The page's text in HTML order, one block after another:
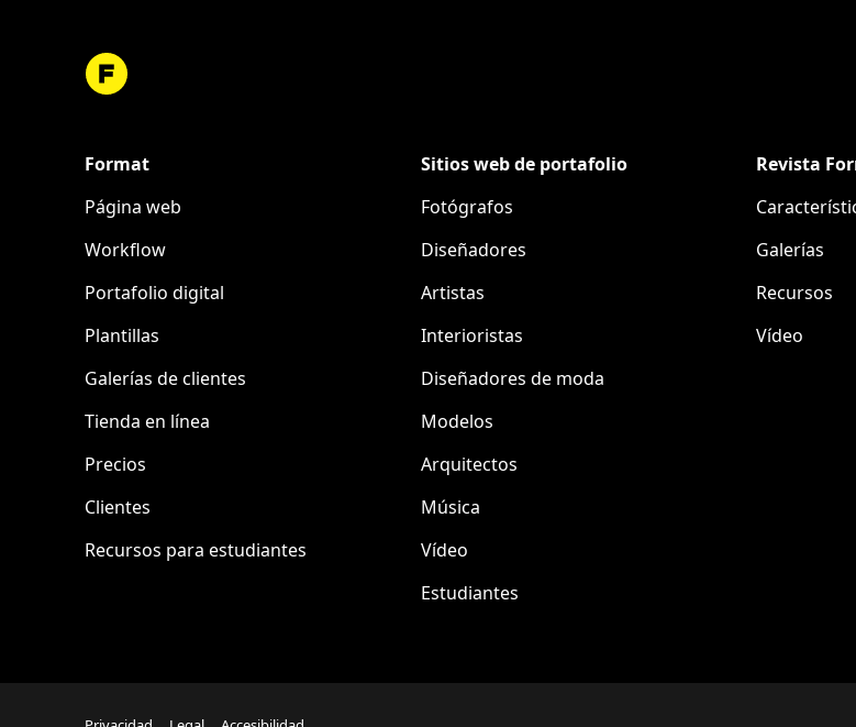
Format
Página web
Workflow
Portafolio digital
Plantillas
Galerías de clientes
Tienda en línea
Precios
Clientes
Recursos para estudiantes
Sitios web de portafolio
Fotógrafos
Diseñadores
Artistas
Interioristas
Diseñadores de moda
Modelos
Arquitectos
Música
Vídeo
Estudiantes
Revista
Galerías
Recursos
Vídeo